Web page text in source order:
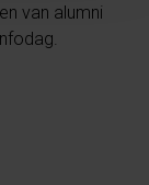
van alumni